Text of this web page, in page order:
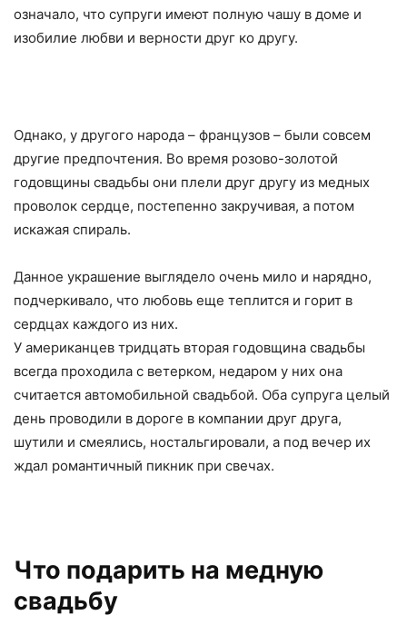
означало, что супруги имеют полную чашу в доме и
изобилие любви и верности друг ко другу.
Однако, у другого народа – французов – были совсем
другие предпочтения. Во время розово-золотой
годовщины свадьбы они плели друг другу из медных
проволок сердце, постепенно закручивая, а потом
искажая спираль.
Данное украшение выглядело очень мило и нарядно,
подчеркивало, что любовь еще теплится и горит в
сердцах каждого из них.
У американцев тридцать вторая годовщина свадьбы
всегда проходила с ветерком, недаром у них она
считается автомобильной свадьбой. Оба супруга целый
день проводили в дороге в компании друг друга,
шутили и смеялись, ностальгировали, а под вечер их
ждал романтичный пикник при свечах.
Что подарить на медную
свадьбу